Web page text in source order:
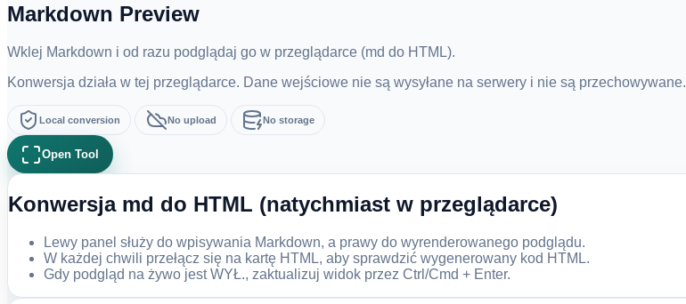
Markdown Preview
Wklej Markdown i od razu podglądaj go w przeglądarce (md do HTML).
Konwersja działa w tej przeglądarce. Dane wejściowe nie są wysyłane na serwery i nie są przechowywane.
Local conversion No upload No storage
Open Tool
Konwersja md do HTML (natychmiast w przeglądarce)
Lewy panel służy do wpisywania Markdown, a prawy do wyrenderowanego podglądu.
W każdej chwili przełącz się na kartę HTML, aby sprawdzić wygenerowany kod HTML.
Gdy podgląd na żywo jest WYŁ., zaktualizuj widok przez Ctrl/Cmd + Enter.